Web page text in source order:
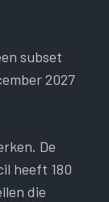
subset
2027
De
heeft 180
die